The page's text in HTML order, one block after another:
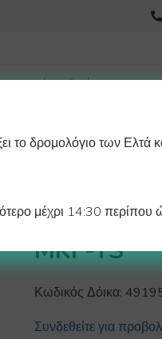
Διαγράμματα
ΦΛΑΝΤΖΑ
MKF-TS
Κωδικός Δόικα:
Συνδεθείτε για
το δρομολόγιο των Ελτά
μέχρι 14:30 περίπου